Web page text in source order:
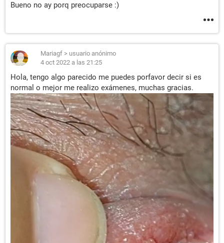
Bueno no ay porq preocuparse :)
Mariagf > usuario anónimo
4 oct 2022 a las 21:25
Hola, tengo algo parecido me puedes porfavor decir si es
normal o mejor me realizo exámenes, muchas gracias.